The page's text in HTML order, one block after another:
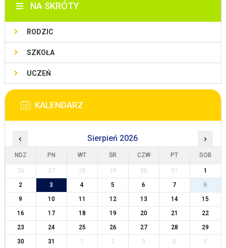
NA SKRÓTY
RODZIC
SZKOŁA
UCZEŃ
KALENDARZ
‹ Sierpień 2026 ›
NDZ PN WT ŚR CZW PT SOB
26 27 28 29 30 31
1
2
3 4 5 6 7
8
9
10 11 12 13 14
15
16
17 18 19 20 21
22
23
24 25 26 27 28
29
30
31 1 2 3 4 5